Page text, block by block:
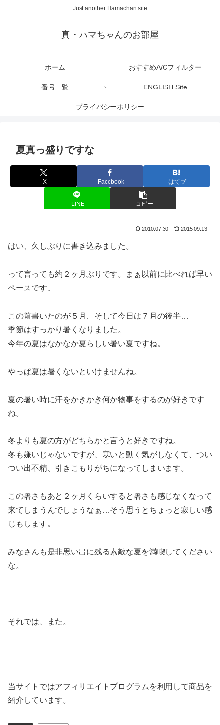
Just another Hamachan site
真・ハマちゃんのお部屋
ホーム おすすめA/Cフィルター
番号一覧 ENGLISH Site
プライバシーポリシー
夏真っ盛りですな
X Facebook はてブ
LINE コピー
2010.07.30 2015.09.13
はい、久しぶりに書き込みました。
って言っても約２ヶ月ぶりです。まぁ以前に比べれば早い
ペースです。
この前書いたのが５月、そして今日は７月の後半…
季節はすっかり暑くなりました。
今年の夏はなかなか夏らしい暑い夏ですね。
やっぱ夏は暑くないといけませんね。
夏の暑い時に汗をかきかき何か物事をするのが好きです
ね。
冬よりも夏の方がどちらかと言うと好きですね。
冬も嫌いじゃないですが、寒いと動く気がしなくて、つい
つい出不精、引きこもりがちになってしまいます。
この暑さもあと２ヶ月くらいすると暑さも感じなくなって
来てしまうんでしょうなぁ…そう思うとちょっと寂しい感
じもします。
みなさんも是非思い出に残る素敵な夏を満喫してください
な。
それでは、また。
当サイトではアフィリエイトプログラムを利用して商品を
紹介しています。